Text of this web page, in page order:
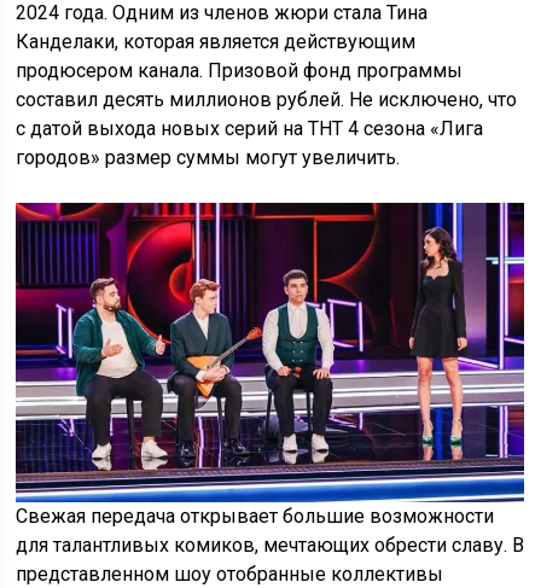
2024 года. Одним из членов жюри стала Тина
Канделаки, которая является действующим
продюсером канала. Призовой фонд программы
составил десять миллионов рублей. Не исключено, что
с датой выхода новых серий на ТНТ 4 сезона «Лига
городов» размер суммы могут увеличить.
Свежая передача открывает большие возможности
для талантливых комиков, мечтающих обрести славу. В
представленном шоу отобранные коллективы